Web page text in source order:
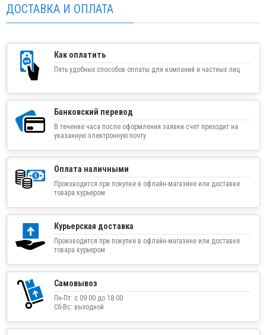
ДОСТАВКА И ОПЛАТА
Как оплатить
Пять удобных способов оплаты для компаний и частных лиц
Банковский перевод
В течение часа после оформления заявки счет приходит на
указанную электронную почту
Оплата наличными
Производится при покупке в офлайн-магазине или доставке
товара курьером
Курьерская доставка
Производится при покупке в офлайн-магазине или доставке
товара курьером
Самовывоз
Пн-Пт: с 09:00 до 18:00
Сб-Вс: выходной